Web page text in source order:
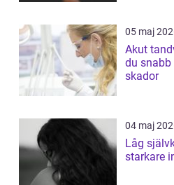
05 maj
Akut
du
skador
04 maj
Låg
starkare